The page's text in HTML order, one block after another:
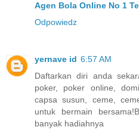
Agen Bola Online No 1
Odpowiedz
yernave id 6:57 AM
Daftarkan diri anda
poker, poker online,
capsa susun, ceme,
untuk bermain
banyak hadiahnya